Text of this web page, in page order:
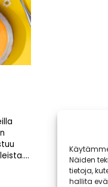
Näiden
tietoja,
hallita